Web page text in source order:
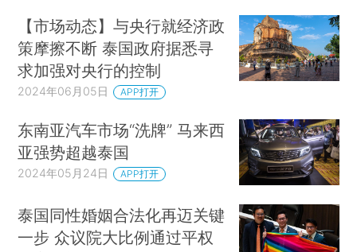
【市场动态】与央行就经济政
策摩擦不断 泰国政府据悉寻
求加强对央行的控制
2024年06月05日 APP打开
东南亚汽车市场“洗牌” 马来西
亚强势超越泰国
2024年05月24日 APP打开
泰国同性婚姻合法化再迈关键
一步 众议院大比例通过平权